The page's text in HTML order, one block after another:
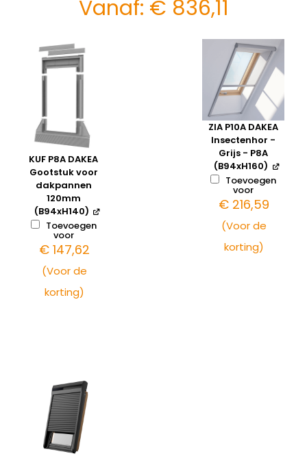
Vanaf: € 836,11
KUF P8A DAKEA
Gootstuk voor
dakpannen
120mm
(B94xH140)
Toevoegen
voor
€147,62
(Voor de
korting)
ZIA P10A DAKEA
Insectenhor -
Grijs - P8A
(B94xH160)
Toevoegen
voor
€ 216,59
(Voor de
korting)